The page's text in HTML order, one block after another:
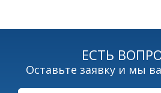
ЕСТЬ
Оставьте заявку и мы